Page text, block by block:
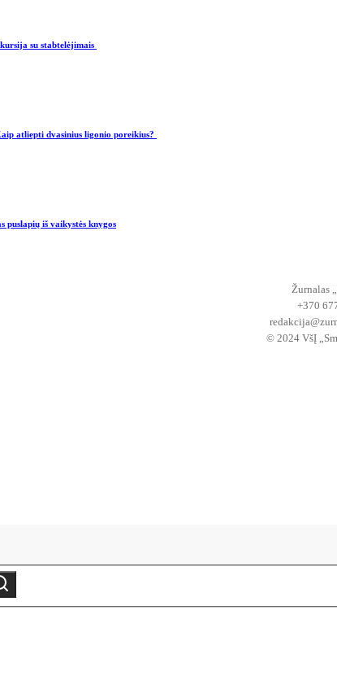
su stabtelėjimais
atliepti dvasinius ligonio poreikius?
puslapių iš vaikystės knygos
Žurnalas
+370
© 2024 VšĮ